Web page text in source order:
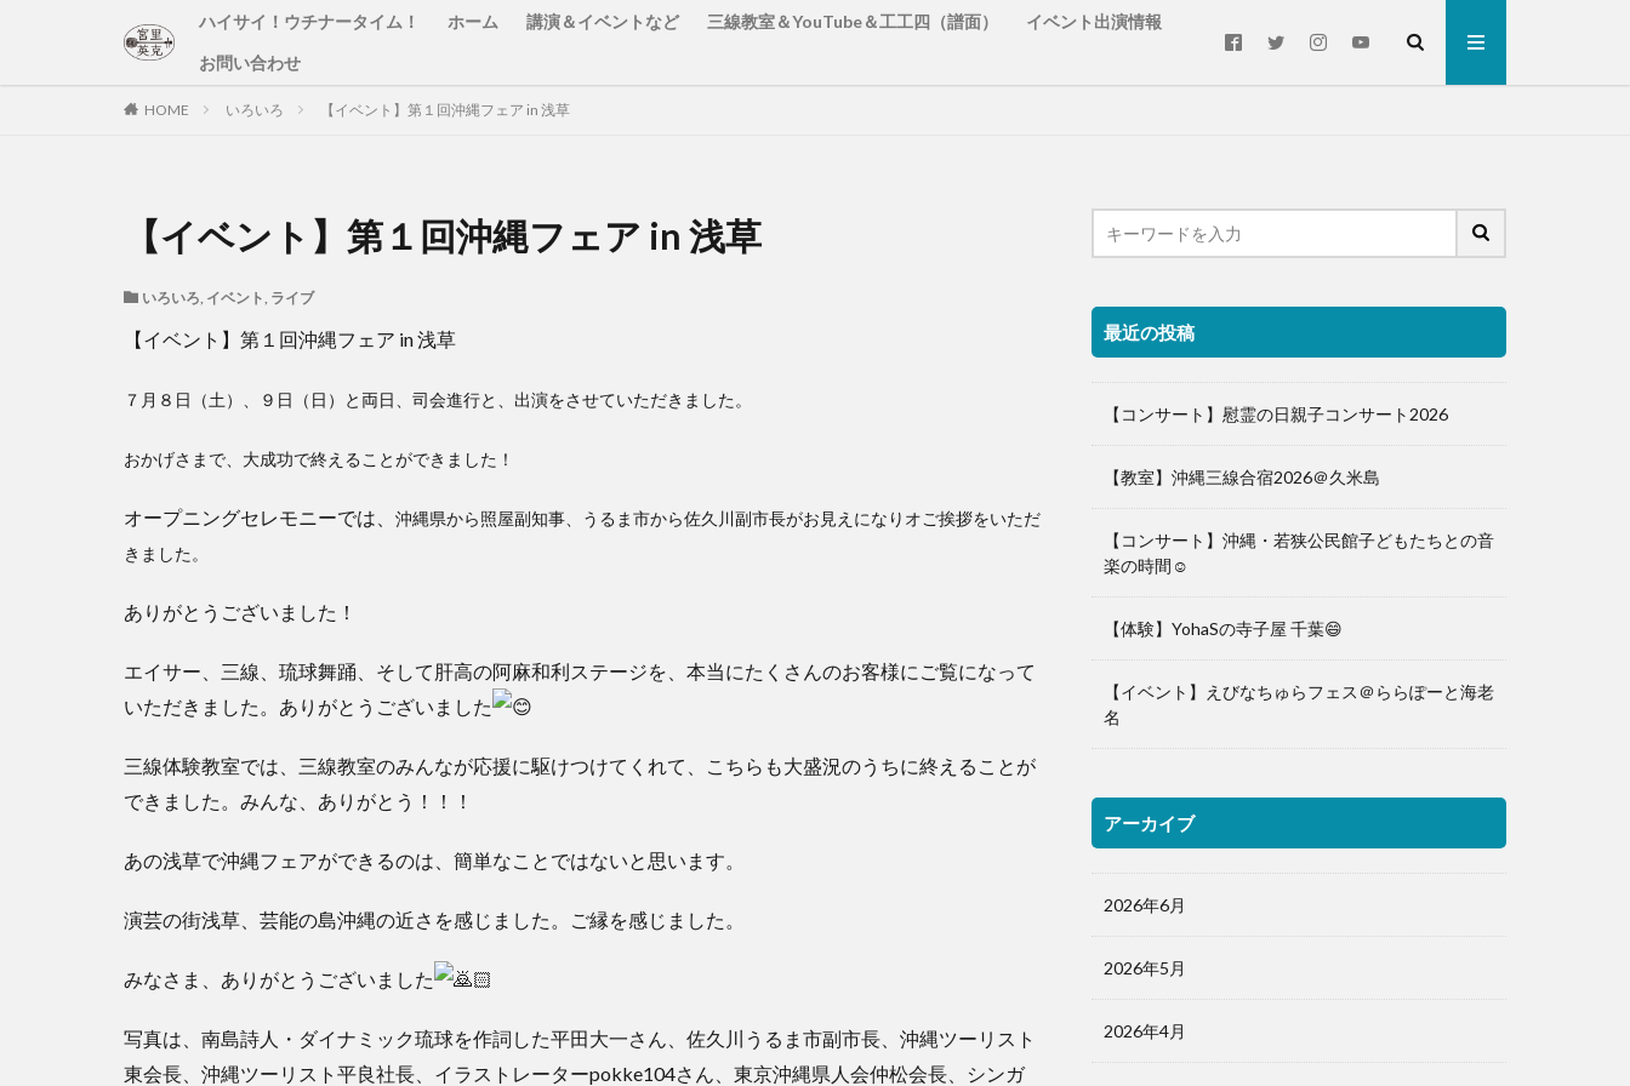
ハイサイ！ウチナータイム！ ホーム 講演＆イベントなど 三線教室＆YouTube＆工工四（譜面）
イベント出演情報
お問い合わせ
HOME いろいろ 【イベント】第１回沖縄フェア in 浅草
【イベント】第１回沖縄フェア in 浅草
いろいろ, イベント, ライブ
【イベント】第１回沖縄フェア in 浅草
７月８日（土）、９日（日）と両日、司会進行と、出演をさせていただきました。
おかげさまで、大成功で終えることができました！
オープニングセレモニーでは、 沖縄県から照屋副知事、うるま市から佐久川副市長がお見えになりオご挨拶をいただ
きました。
ありがとうございました！
エイサー、三線、琉球舞踊、そして肝高の阿麻和利ステージを、本当にたくさんのお客様にご覧になって
いただきました。ありがとうございました
三線体験教室では、三線教室のみんなが応援に駆けつけてくれて、こちらも大盛況のうちに終えることが
できました。みんな、ありがとう！！！
あの浅草で沖縄フェアができるのは、簡単なことではないと思います。
演芸の街浅草、芸能の島沖縄の近さを感じました。ご縁を感じました。
みなさま、ありがとうございました
写真は、南島詩人・ダイナミック琉球を作詞した平田大一さん、佐久川うるま市副市長、沖縄ツーリスト
東会長、沖縄ツーリスト平良社長、イラストレーターpokke104さん、東京沖縄県人会仲松会長、シンガ
最近の投稿
【コンサート】慰霊の日親子コンサート2026
【教室】沖縄三線合宿2026＠久米島
【コンサート】沖縄・若狭公民館子どもたちとの音
楽の時間☺️
【体験】YohaSの寺子屋 千葉😄
【イベント】えびなちゅらフェス＠ららぽーと海老
名
アーカイブ
2026年6月
2026年5月
2026年4月